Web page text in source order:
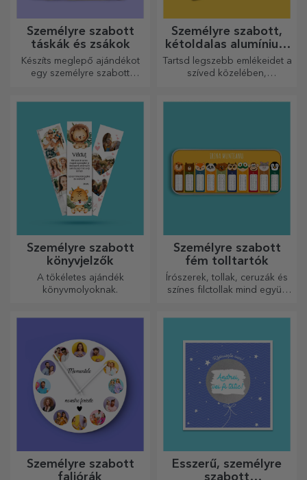
Személyre szabott
táskák és zsákok
Készíts meglepő ajándékot
egy személyre szabott
üzenetekből áll.
Személyre szabott,
kétoldalas alumínium
kártyák
Tartsd legszebb emlékeidet a
szíved közelében,
Személyre szabott
könyvjelzők
A tökéletes ajándék
könyvmolyoknak.
Személyre szabott
fém tolltartók
Írószerek, tollak, ceruzák és
színes filctollak mind együtt
Személyre szabott
Ésszerű, személyre